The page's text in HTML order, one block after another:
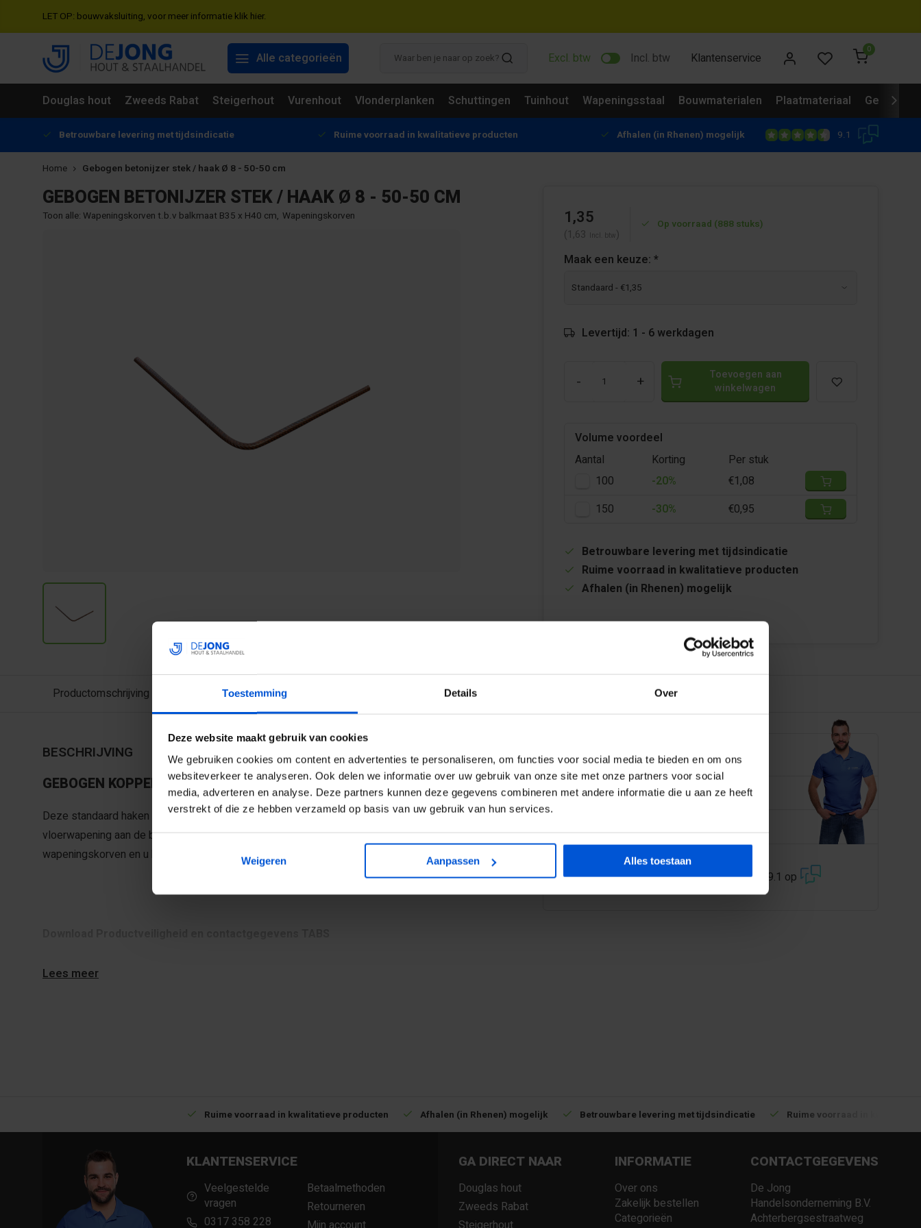
Toestemming Details Over
Deze website maakt gebruik van cookies
We gebruiken cookies om content en advertenties te personaliseren, om functies voor social media te bieden en om ons
websiteverkeer te analyseren. Ook delen we informatie over uw gebruik van onze site met onze partners voor social
media, adverteren en analyse. Deze partners kunnen deze gegevens combineren met andere informatie die u aan ze heeft
verstrekt of die ze hebben verzameld op basis van uw gebruik van hun services.
Weigeren Aanpassen Alles toestaan
LET OP: bouwvaksluiting, voor meer informatie klik hier.
Alle categorieën Excl. btw Incl. btw Klantenservice
0
Douglas hout Zweeds Rabat Steigerhout Vurenhout Vlonderplanken Schuttingen Tuinhout Wapeningsstaal Bouwmaterialen Plaatmateriaal
Betrouwbare levering met tijdsindicatie Ruime voorraad in kwalitatieve producten Afhalen (in Rhenen) mogelijk 9.1
Home Gebogen betonijzer stek / haak Ø 8 - 50-50 cm
GEBOGEN BETONIJZER STEK / HAAK Ø 8 - 50-50 CM
Toon alle: Wapeningskorven t.b.v balkmaat B35 x H40 cm, Wapeningskorven 1,35
(1,63 Incl. btw )
Op voorraad (888 stuks)
Maak een keuze: *
Levertijd: 1 - 6 werkdagen
- +
Toevoegen aan
winkelwagen
Volume voordeel
Aantal
Korting
Per stuk
100
-20%
€1,08
150
-30% €0,95
Betrouwbare levering met tijdsindicatie
Ruime voorraad in kwalitatieve producten
Afhalen (in Rhenen) mogelijk
Productomschrijving
BESCHRIJVING
GEBOGEN KOPPELSTAAF
Deze standaard haken zijn bijvoorbeeld te gebruiken voor het koppelen van
vloerwapening aan de balkwapening. U kunt dit eenvoudig mee bestellen met voorraad
wapeningskorven en u hoeft niet te wachten op maatwerk (indien voorradig).
Lees meer
WIJ HELPEN JE GRAAG
0317 358 228
3194 klanten geven ons een 9.1 op
Ruime voorraad in kwalitatieve producten Afhalen (in Rhenen) mogelijk Betrouwbare levering met tijdsindicatie Ruime voorraad in
KLANTENSERVICE
Veelgestelde
vragen
0317 358 228
Betaalmethoden
Retourneren
GA DIRECT NAAR
Douglas hout
Zweeds Rabat
INFORMATIE
Over ons
Zakelijk bestellen
Categorieën
CONTACTGEGEVENS
De Jong
Handelsonderneming B.V.
Achterbergsestraatweg